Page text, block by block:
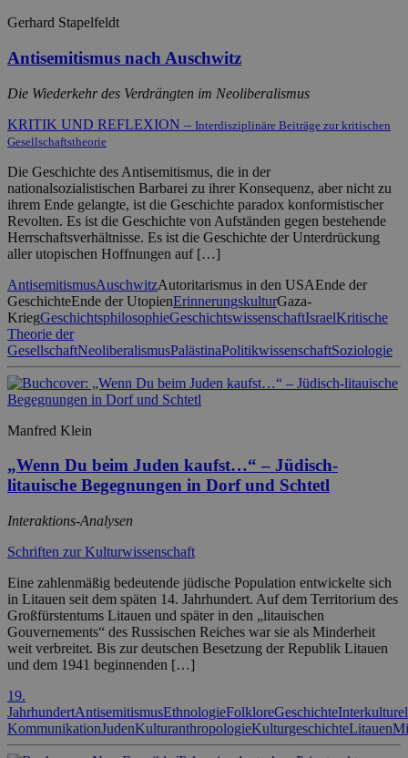
Gerhard Stapelfeldt
Antisemitismus nach Auschwitz
Die Wiederkehr des Verdrängten im Neoliberalismus
KRITIK UND REFLEXION – Interdisziplinäre Beiträge zur kritischen
Gesellschaftstheorie
Die Geschichte des Antisemitismus, die in der
nationalsozialistischen Barbarei zu ihrer Konsequenz, aber nicht zu
ihrem Ende gelangte, ist die Geschichte paradox konformistischer
Revolten. Es ist die Geschichte von Aufständen gegen bestehende
Herrschaftsverhältnisse. Es ist die Geschichte der Unterdrückung
aller utopischen Hoffnungen auf […]
AntisemitismusAuschwitzAutoritarismus in den USAEnde der
GeschichteEnde der UtopienErinnerungskulturGaza-
KriegGeschichtsphilosophieGeschichtswissenschaftIsraelKritische
Theorie der
GesellschaftNeoliberalismusPalästinaPolitikwissenschaftSoziologie
Manfred Klein
„Wenn Du beim Juden kaufst…“ – Jüdisch-
litauische Begegnungen in Dorf und Schtetl
Interaktions-Analysen
Schriften zur Kulturwissenschaft
Eine zahlenmäßig bedeutende jüdische Population entwickelte sich
in Litauen seit dem späten 14. Jahrhundert. Auf dem Territorium des
Großfürstentums Litauen und später in den „litauischen
Gouvernements“ des Russischen Reiches war sie als Minderheit
weit verbreitet. Bis zur deutschen Besetzung der Republik Litauen
und dem 1941 beginnenden […]
19.
JahrhundertAntisemitismusEthnologieFolkloreGeschichte
KommunikationJudenKulturanthropologieKulturgeschichteLitauen